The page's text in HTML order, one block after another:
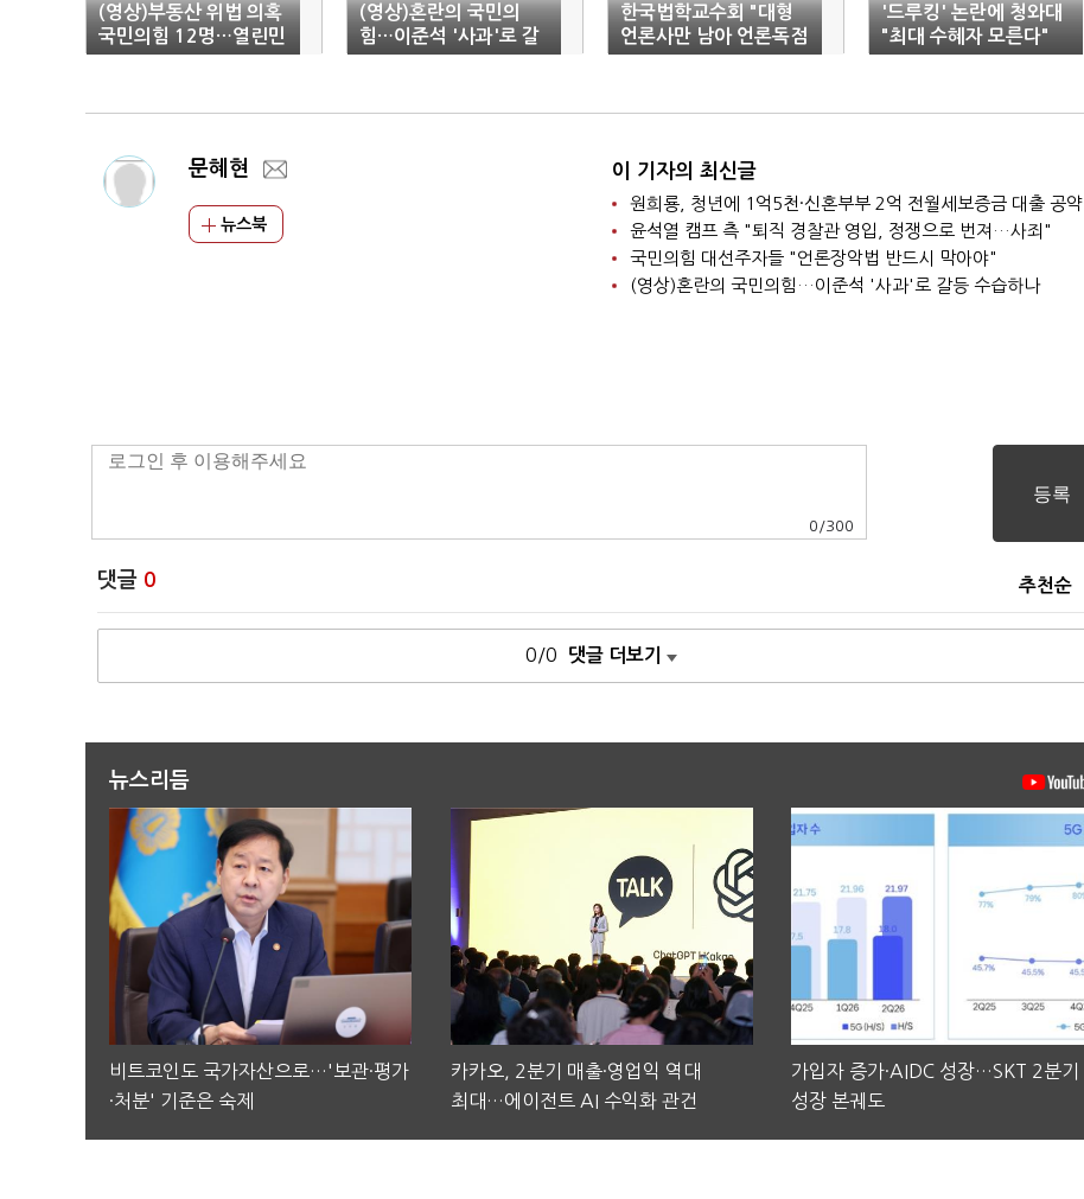
(영상)부동산 위법 의혹
국민의힘 12명…열린민
주 김의겸 포함(종합)
(영상)혼란의 국민의
힘…이준석 '사과'로 갈
등 수습하나
한국법학교수회 "대형
언론사만 남아 언론독점
더 강화될 것"
'드루킹' 논란에 청와대
"최대 수혜자 모른다"
문혜현
뉴스북
이 기자의 최신글
원희룡, 청년에 1억5천·신혼부부 2억 전월세보증금 대출 공약
윤석열 캠프 측 "퇴직 경찰관 영입, 정쟁으로 번져…사죄"
국민의힘 대선주자들 "언론장악법 반드시 막아야"
(영상)혼란의 국민의힘…이준석 '사과'로 갈등 수습하나
0 /300
댓글 0 추천순
0/0 댓글 더보기
뉴스리듬
비트코인도 국가자산으로…'보관·평가
·처분' 기준은 숙제
카카오, 2분기 매출·영업익 역대
최대…에이전트 AI 수익화 관건
가입자 증가·AIDC 성장…SKT 2분기
성장 본궤도